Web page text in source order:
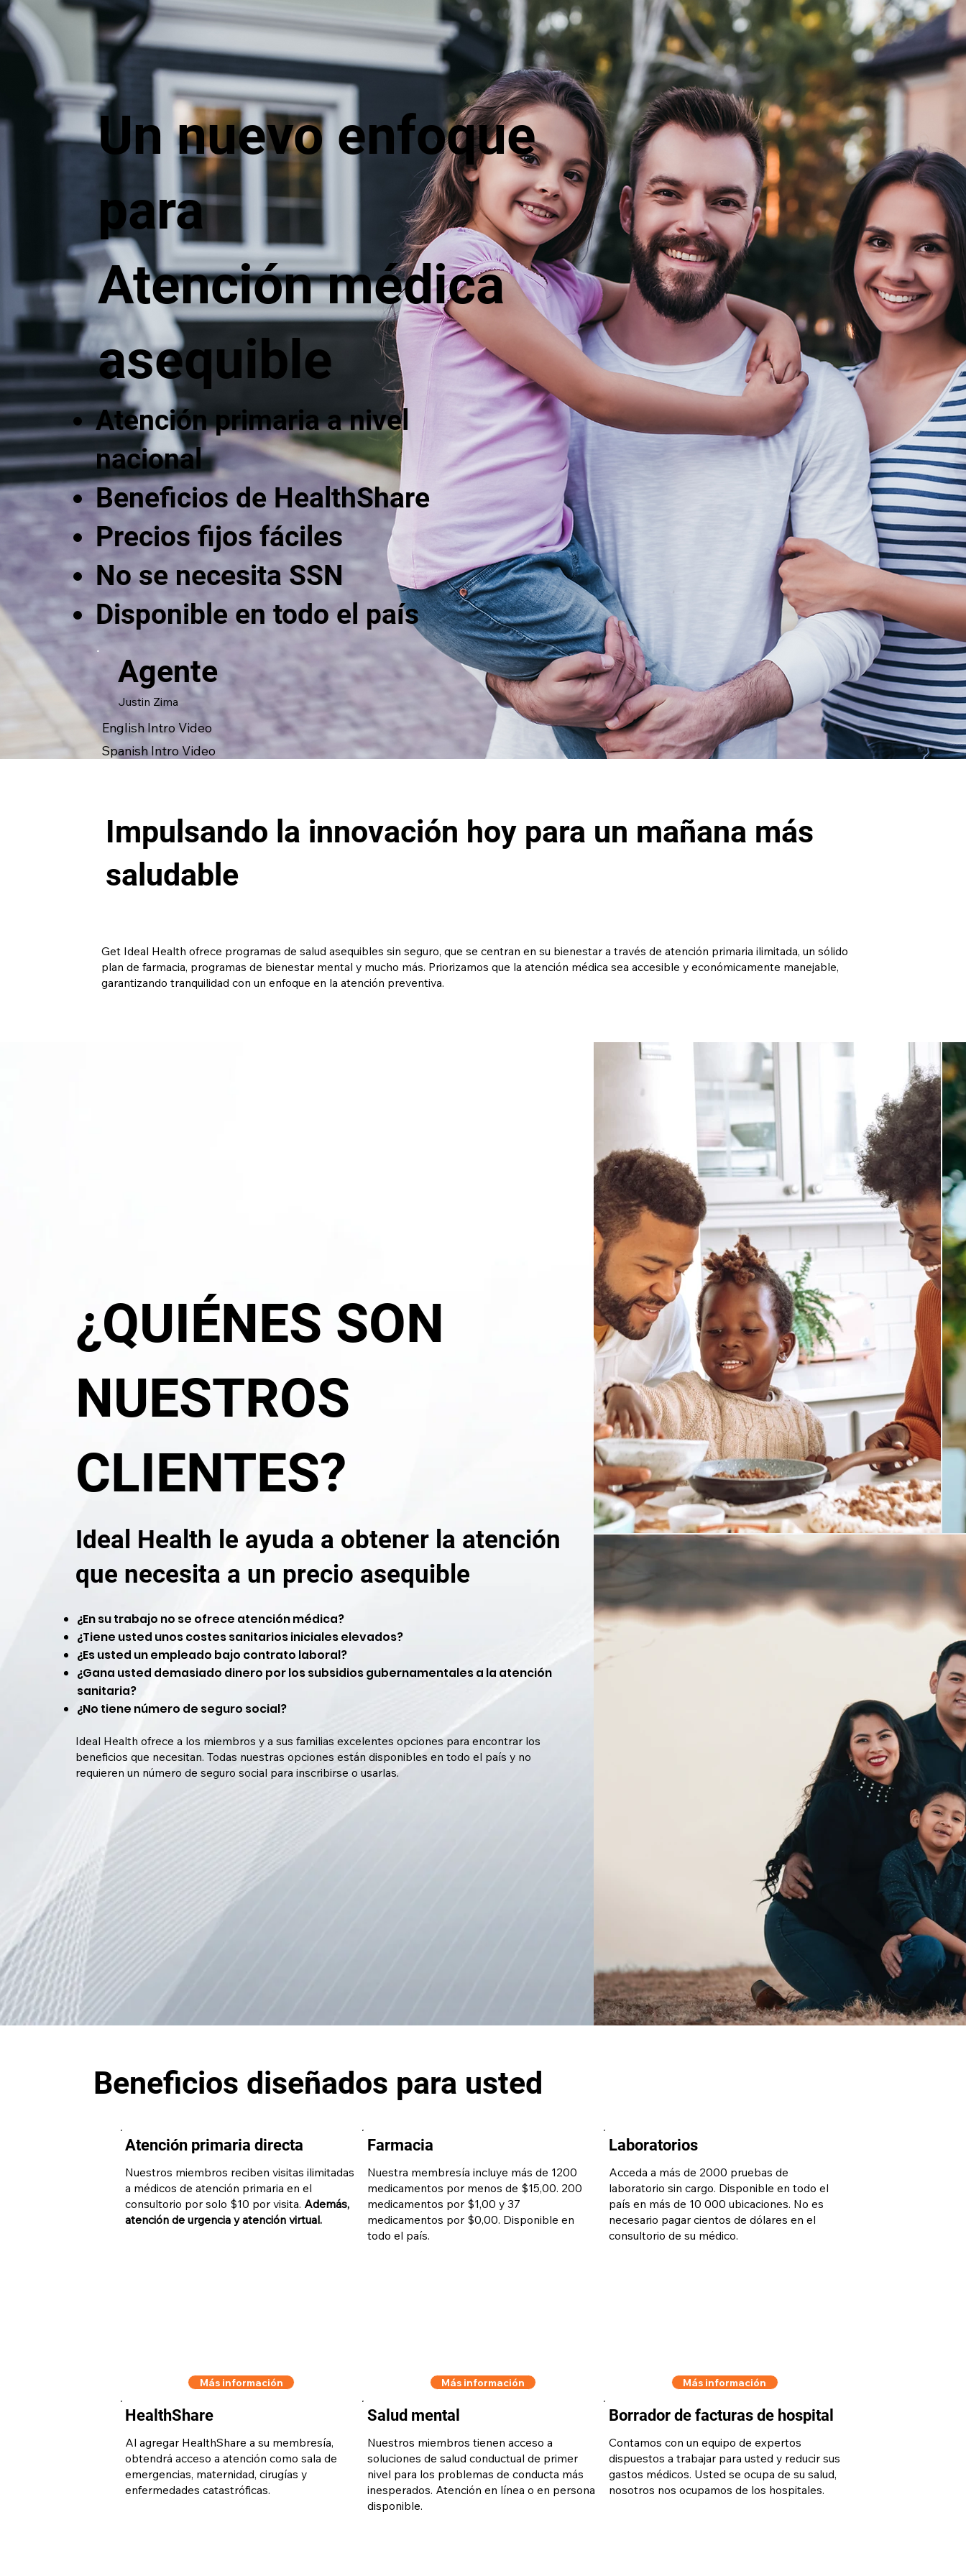
Un nuevo enfoque
para
Atención médica
asequible
Atención primaria a nivel
nacional
Beneficios de HealthShare
Precios fijos fáciles
No se necesita SSN
Disponible en todo el país
Agente
Justin Zima
English Intro Video
Spanish Intro Video
¿QUIÉNES SON
NUESTROS
CLIENTES?
Ideal Health le ayuda a obtener la atención
que necesita a un precio asequible
¿En su trabajo no se ofrece atención médica?
¿Tiene usted unos costes sanitarios iniciales elevados?
¿Es usted un empleado bajo contrato laboral?
¿Gana usted demasiado dinero por los subsidios gubernamentales a la atención
sanitaria?
¿No tiene número de seguro social?
Ideal Health ofrece a los miembros y a sus familias excelentes opciones para encontrar los
beneficios que necesitan. Todas nuestras opciones están disponibles en todo el país y no
requieren un número de seguro social para inscribirse o usarlas.
Beneficios diseñados para usted
Atención primaria directa
Nuestros miembros reciben visitas ilimitadas
a médicos de atención primaria en el
consultorio por solo $10 por visita. Además,
atención de urgencia y atención virtual.
Más información
Farmacia
Nuestra membresía incluye más de 1200
medicamentos por menos de $15,00. 200
medicamentos por $1,00 y 37
medicamentos por $0,00. Disponible en
todo el país.
Más información
Laboratorios
Acceda a más de 2000 pruebas de
laboratorio sin cargo. Disponible en todo el
país en más de 10 000 ubicaciones. No es
necesario pagar cientos de dólares en el
consultorio de su médico.
Más información
HealthShare
Al agregar HealthShare a su membresía,
obtendrá acceso a atención como sala de
emergencias, maternidad, cirugías y
enfermedades catastróficas.
Salud mental
Nuestros miembros tienen acceso a
soluciones de salud conductual de primer
nivel para los problemas de conducta más
inesperados. Atención en línea o en persona
disponible.
Borrador de facturas de hospital
Contamos con un equipo de expertos
dispuestos a trabajar para usted y reducir sus
gastos médicos. Usted se ocupa de su salud,
nosotros nos ocupamos de los hospitales.
Impulsando la innovación hoy para un mañana más
saludable
Get Ideal Health ofrece programas de salud asequibles sin seguro, que se centran en su bienestar a través de atención primaria ilimitada, un sólido
plan de farmacia, programas de bienestar mental y mucho más. Priorizamos que la atención médica sea accesible y económicamente manejable,
garantizando tranquilidad con un enfoque en la atención preventiva.